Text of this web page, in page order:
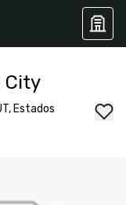
City
Estados